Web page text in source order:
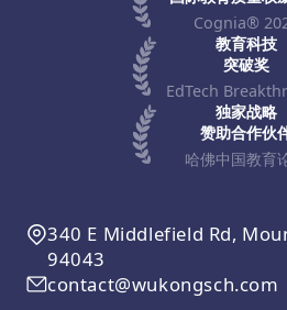
Cognia®
教育科技
突破奖
EdTech
独家战略
赞助合作伙
哈佛中国教育
340 E Middlefield Rd,
94043
contact@wukongsch.com